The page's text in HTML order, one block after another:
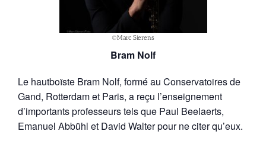
©Marc Sierens
Bram Nolf
Le hautboïste Bram Nolf, formé au Conservatoires de
Gand, Rotterdam et Paris, a reçu l’enseignement
d’importants professeurs tels que Paul Beelaerts,
Emanuel Abbühl et David Walter pour ne citer qu’eux.